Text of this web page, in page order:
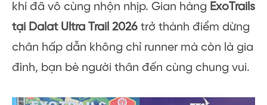
khí đã vô cùng nhộn nhịp. Gian hàng ExoTrails
tại Dalat Ultra Trail 2026 trở thành điểm dừng
chân hấp dẫn không chỉ runner mà còn là gia
đình, bạn bè người thân đến cùng chung vui.